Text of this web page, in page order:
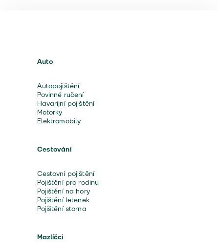
Auto
Autopojištění
Povinné ručení
Havarijní pojištění
Motorky
Elektromobily
Cestování
Cestovní pojištění
Pojištění pro rodinu
Pojištění na hory
Pojištění letenek
Pojištění storna
Mazlíčci